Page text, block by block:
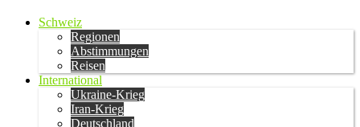
Schweiz
Regionen
Abstimmungen
Reisen
International
Ukraine-Krieg
Iran-Krieg
Deutschland